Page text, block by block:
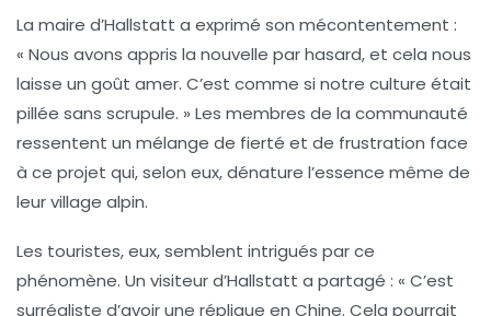
La maire d’Hallstatt a exprimé son mécontentement :
« Nous avons appris la nouvelle par hasard, et cela nous
laisse un goût amer. C’est comme si notre culture était
pillée sans scrupule. » Les membres de la communauté
ressentent un mélange de fierté et de frustration face
à ce projet qui, selon eux, dénature l’essence même de
leur village alpin.
Les touristes, eux, semblent intrigués par ce
phénomène. Un visiteur d’Hallstatt a partagé : « C’est
surréaliste d’avoir une réplique en Chine. Cela pourrait